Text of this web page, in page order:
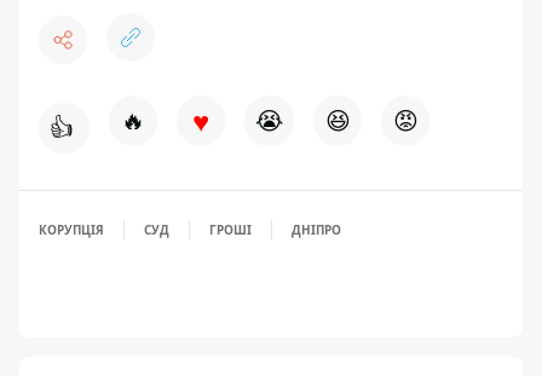
👍 🔥 ♥ 😭 😆 😡
КОРУПЦІЯ СУД ГРОШІ ДНІПРО